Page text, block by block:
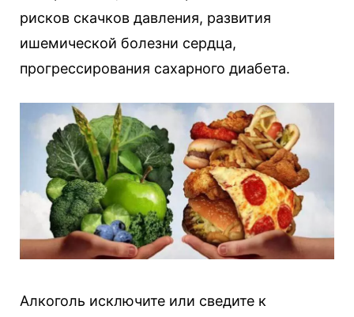
рисков скачков давления, развития
ишемической болезни сердца,
прогрессирования сахарного диабета.
Алкоголь исключите или сведите к